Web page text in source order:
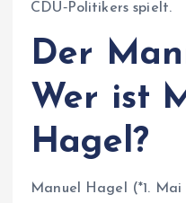
CDU‑Politikers spielt.
Der
Wer ist
Hagel?
Manuel Hagel (*1.